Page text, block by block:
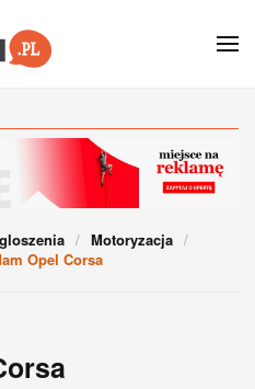
Motoryzacja
Opel Corsa